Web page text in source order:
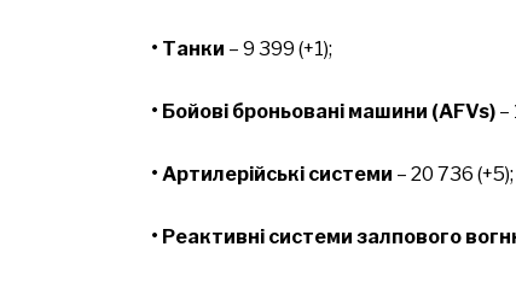
• Танки – 9 399 (+1);
• Бойові броньовані машини (AFVs) –
• Артилерійські системи – 20 736 (+5);
• Реактивні системи залпового